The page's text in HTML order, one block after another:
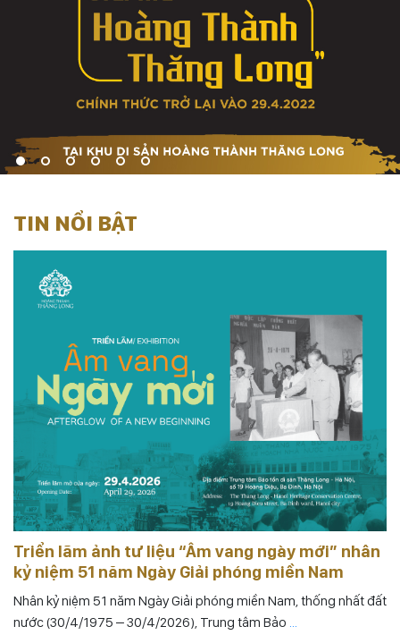
TIN NỔI BẬT
Triển lãm ảnh tư liệu “Âm vang ngày mới” nhân
kỷ niệm 51 năm Ngày Giải phóng miền Nam
Nhân kỷ niệm 51 năm Ngày Giải phóng miền Nam, thống nhất đất
nước (30/4/1975 – 30/4/2026), Trung tâm Bảo